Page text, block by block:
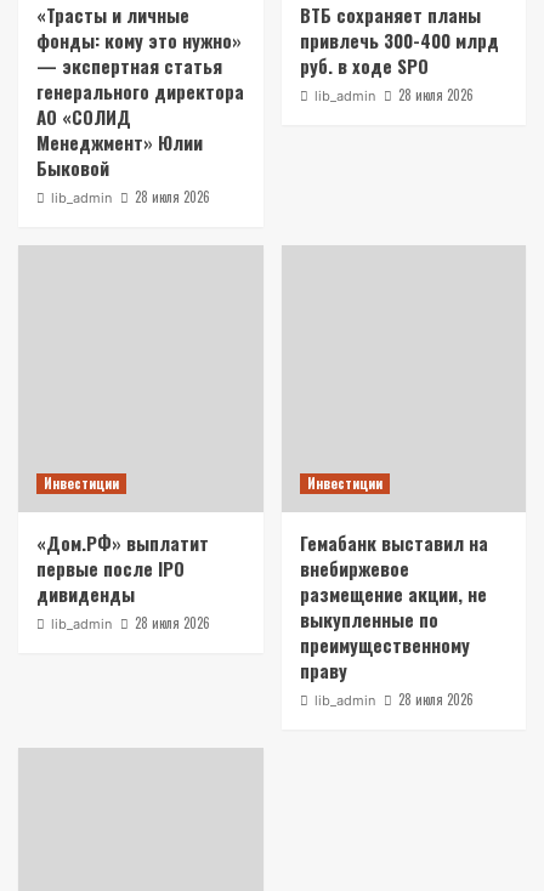
«Трасты и личные
фонды: кому это нужно»
— экспертная статья
генерального директора
АО «СОЛИД
Менеджмент» Юлии
Быковой
lib_admin 28 июля 2026
ВТБ сохраняет планы
привлечь 300-400 млрд
руб. в ходе SPO
lib_admin 28 июля 2026
Инвестиции
«Дом.РФ» выплатит
первые после IPO
дивиденды
lib_admin 28 июля 2026
Инвестиции
Гемабанк выставил на
внебиржевое
размещение акции, не
выкупленные по
преимущественному
праву
lib_admin 28 июля 2026